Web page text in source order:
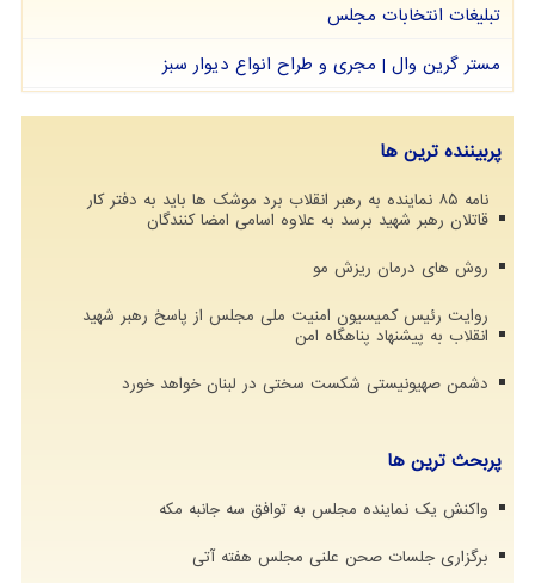
تبلیغات انتخابات مجلس
مستر گرین وال | مجری و طراح انواع دیوار سبز
پربیننده ترین ها
نامه ۸۵ نماینده به رهبر انقلاب برد موشک ها باید به دفتر کار
قاتلان رهبر شهید برسد به علاوه اسامی امضا کنندگان
روش های درمان ریزش مو
روایت رئیس کمیسیون امنیت ملی مجلس از پاسخ رهبر شهید
انقلاب به پیشنهاد پناهگاه امن
دشمن صهیونیستی شکست سختی در لبنان خواهد خورد
پربحث ترین ها
واکنش یک نماینده مجلس به توافق سه جانبه مکه
برگزاری جلسات صحن علنی مجلس هفته آتی